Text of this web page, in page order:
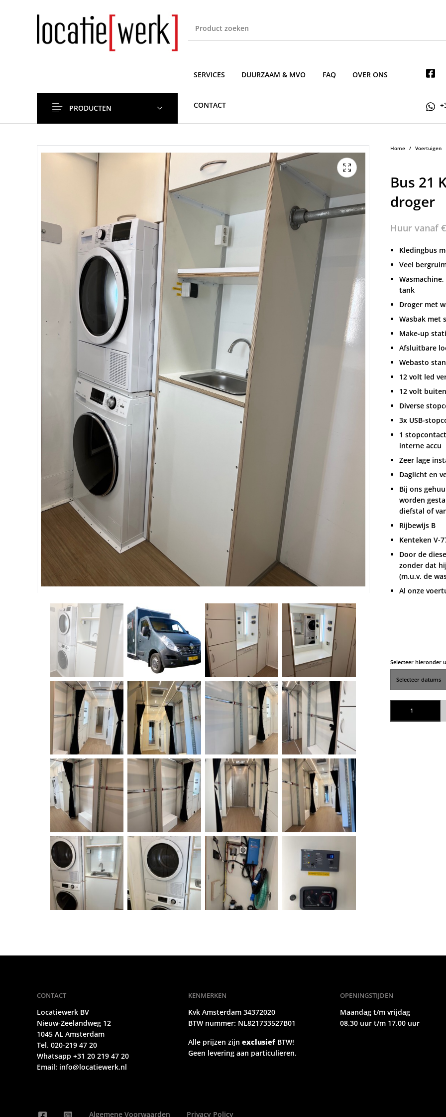
SERVICES DUURZAAM & MVO FAQ OVER ONS
CONTACT
PRODUCTEN
Home / Voertuigen
Bus 21
droger
Huur vanaf €
Kledingbus
Veel
tank
Droger met
Wasbak met
Make-up
Afsluitbare
Webasto
12 volt led
12 volt
Diverse
3x USB-
1
interne accu
Zeer lage
Daglicht en
Bij ons
worden
diefstal of
Rijbewijs B
Kenteken V-
Door de
zonder dat
(m.u.v. de
Al onze
Selecteer hieronder
CONTACT
Locatiewerk BV
Nieuw-Zeelandweg 12
1045 AL Amsterdam
Tel. 020-219 47 20
Whatsapp +31 20 219 47 20
Email: info@locatiewerk.nl
KENMERKEN
Kvk Amsterdam 34372020
BTW nummer: NL821733527B01
Alle prijzen zijn exclusief BTW!
Geen levering aan particulieren.
OPENINGSTIJDEN
Maandag t/m vrijdag
08.30 uur t/m 17.00 uur
Algemene Voorwaarden Privacy Policy